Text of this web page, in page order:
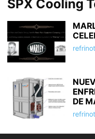
SPX Cooling
DE